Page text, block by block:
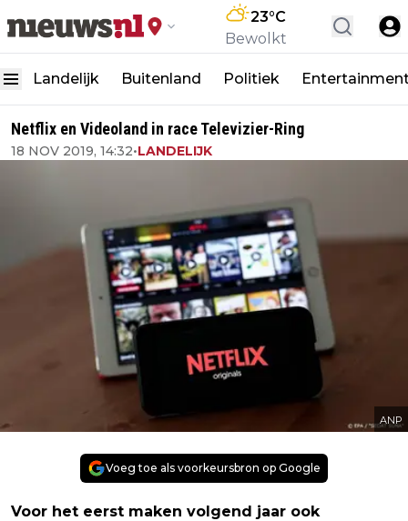
23°C
Bewolkt
Landelijk Buitenland Politiek
Netflix en Videoland in race Televizier-Ring
18 NOV 2019, 14:32•LANDELIJK
ANP
Voeg toe als voorkeursbron op Google
Voor het eerst maken volgend jaar ook